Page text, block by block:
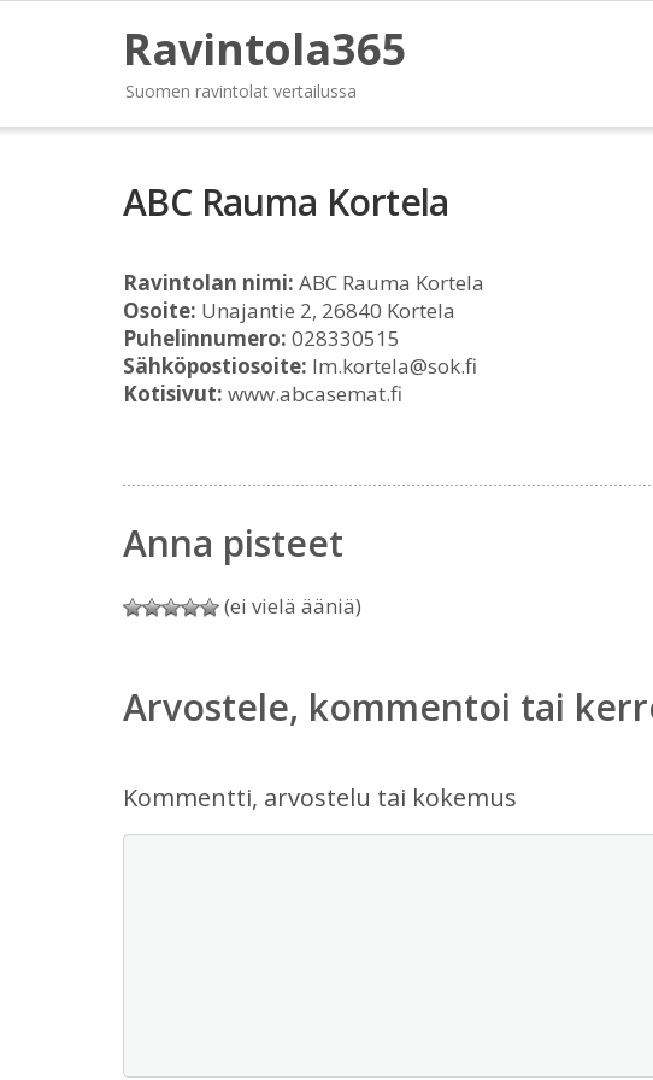
Ravintola365
Suomen ravintolat vertailussa
ABC Rauma Kortela
Ravintolan nimi: ABC Rauma Kortela
Osoite: Unajantie 2, 26840 Kortela
Puhelinnumero: 028330515
Sähköpostiosoite: lm.kortela@sok.fi
Kotisivut: www.abcasemat.fi
Anna pisteet
(ei vielä ääniä)
Arvostele, kommentoi tai
Kommentti, arvostelu tai kokemus